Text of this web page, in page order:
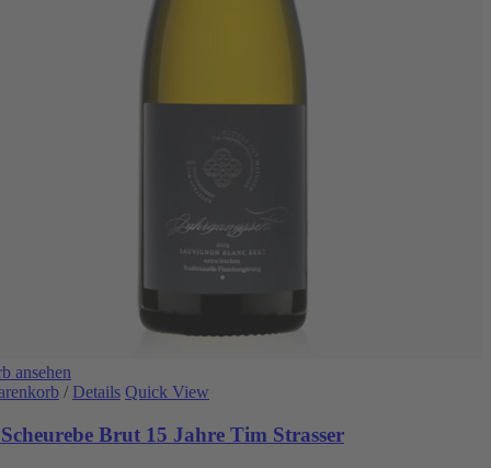
ansehen
/ Details Quick View
Brut 15 Jahre Tim Strasser